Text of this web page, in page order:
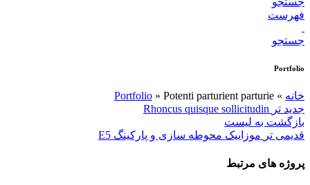
فهرست
جستجو
Portfolio
خانه »
Portfolio » Potenti parturient parturie
جدید تر Rhoncus quisque sollicitudin
بازگشت به لیست
قدیمی تر موزاییک محوطه سازی و پارکینگ E5
پروژه های مرتبط